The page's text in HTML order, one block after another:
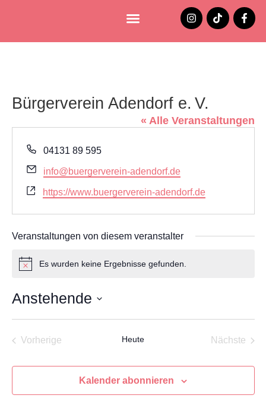
Bürgerverein Adendorf e. V.
« Alle Veranstaltungen
Telefon
04131 89 595
Email
info@buergerverein-adendorf.de
Webseite
https://www.buergerverein-adendorf.de
Veranstaltungen von diesem veranstalter
HinweisEs wurden keine Ergebnisse gefunden.
Anstehende
VorherigeVeranstaltungenHeute Nächste
Kalender abonnieren